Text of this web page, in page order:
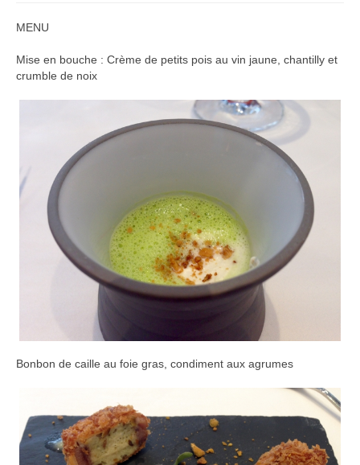
MENU
Mise en bouche : Crème de petits pois au vin jaune, chantilly et
crumble de noix
Bonbon de caille au foie gras, condiment aux agrumes